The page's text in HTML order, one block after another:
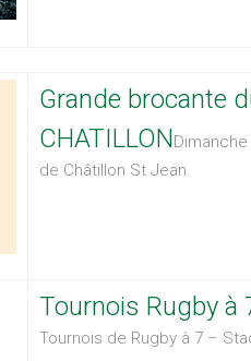
Grande brocante
CHATILLON
de Châtillon St Jean.
Tournois Rugby à
Tournois de Rugby à 7 –